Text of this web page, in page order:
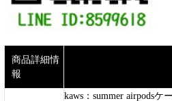
商品詳細情
報
kaws：summer airpods